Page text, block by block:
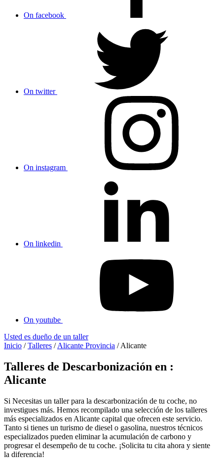
On facebook
On twitter
On instagram
On linkedin
On youtube
Usted es dueño de un taller
Inicio /Talleres /Alicante Provincia /Alicante
Talleres de Descarbonización en :
Alicante
Si Necesitas un taller para la descarbonización de tu coche, no
investigues más. Hemos recompilado una selección de los talleres
más especializados en Alicante capital que ofrecen este servicio.
Tanto si tienes un turismo de diesel o gasolina, nuestros técnicos
especializados pueden eliminar la acumulación de carbono y
progresar el desempeño de tu coche. ¡Solicita tu cita ahora y siente
la diferencia!